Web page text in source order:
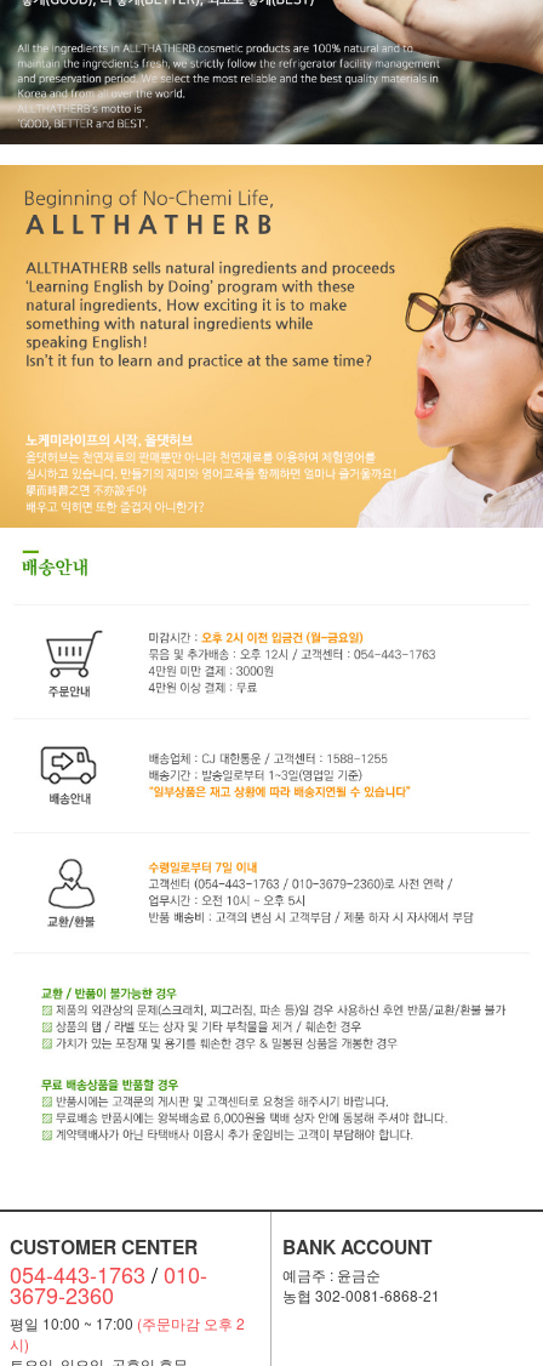
CUSTOMER CENTER
054-443-1763 /010-
3679-2360
평일 10:00 ~ 17:00 (주문마감 오후 2
시)
BANK ACCOUNT
예금주 : 윤금순
농협 302-0081-6868-21